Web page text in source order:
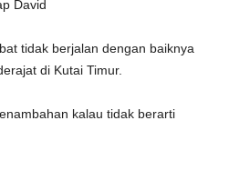
David
tidak berjalan dengan baiknya
di Kutai Timur.
kalau tidak berarti